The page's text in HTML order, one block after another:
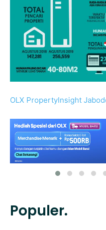
OLX PropertyInsight
Populer.